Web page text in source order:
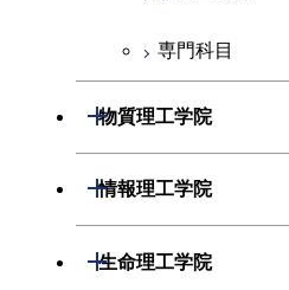
経営工
専門科目
物質理工学院
開閉
材料系
開閉
情報理工学院
開閉
数理・計算科学
開閉
生命理工学院
開閉